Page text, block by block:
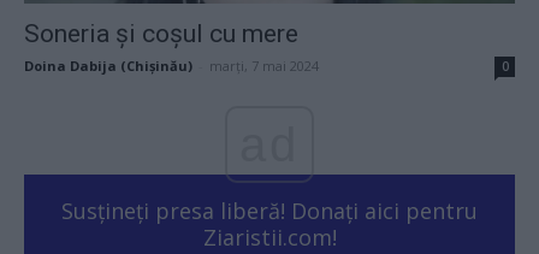
Soneria și coșul cu mere
Doina Dabija (Chișinău) marți, 7 mai 2024 0
Susțineți presa liberă! Donați aici pentru
Ziaristii.com!